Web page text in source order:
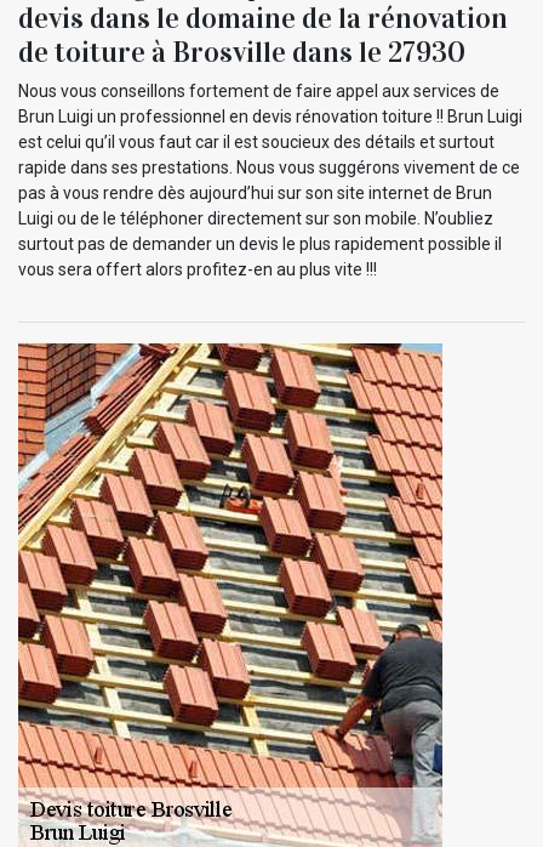
devis dans le domaine de la rénovation
de toiture à Brosville dans le 27930
Nous vous conseillons fortement de faire appel aux services de
Brun Luigi un professionnel en devis rénovation toiture !! Brun Luigi
est celui qu’il vous faut car il est soucieux des détails et surtout
rapide dans ses prestations. Nous vous suggérons vivement de ce
pas à vous rendre dès aujourd’hui sur son site internet de Brun
Luigi ou de le téléphoner directement sur son mobile. N’oubliez
surtout pas de demander un devis le plus rapidement possible il
vous sera offert alors profitez-en au plus vite !!!